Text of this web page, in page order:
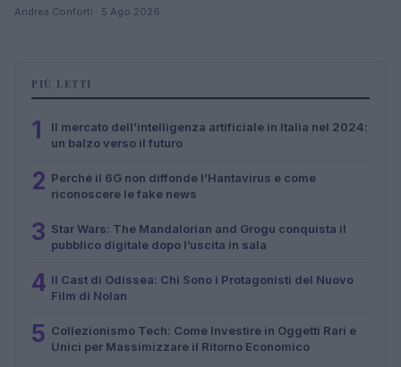
Andrea Conforti · 5 Ago 2026
PIÙ LETTI
1
Il mercato dell’intelligenza artificiale in Italia nel 2024:
un balzo verso il futuro
2 Perché il 6G non diffonde l’Hantavirus e come
riconoscere le fake news
3 Star Wars: The Mandalorian and Grogu conquista il
pubblico digitale dopo l’uscita in sala
4 Il Cast di Odissea: Chi Sono i Protagonisti del Nuovo
Film di Nolan
5 Collezionismo Tech: Come Investire in Oggetti Rari e
Unici per Massimizzare il Ritorno Economico